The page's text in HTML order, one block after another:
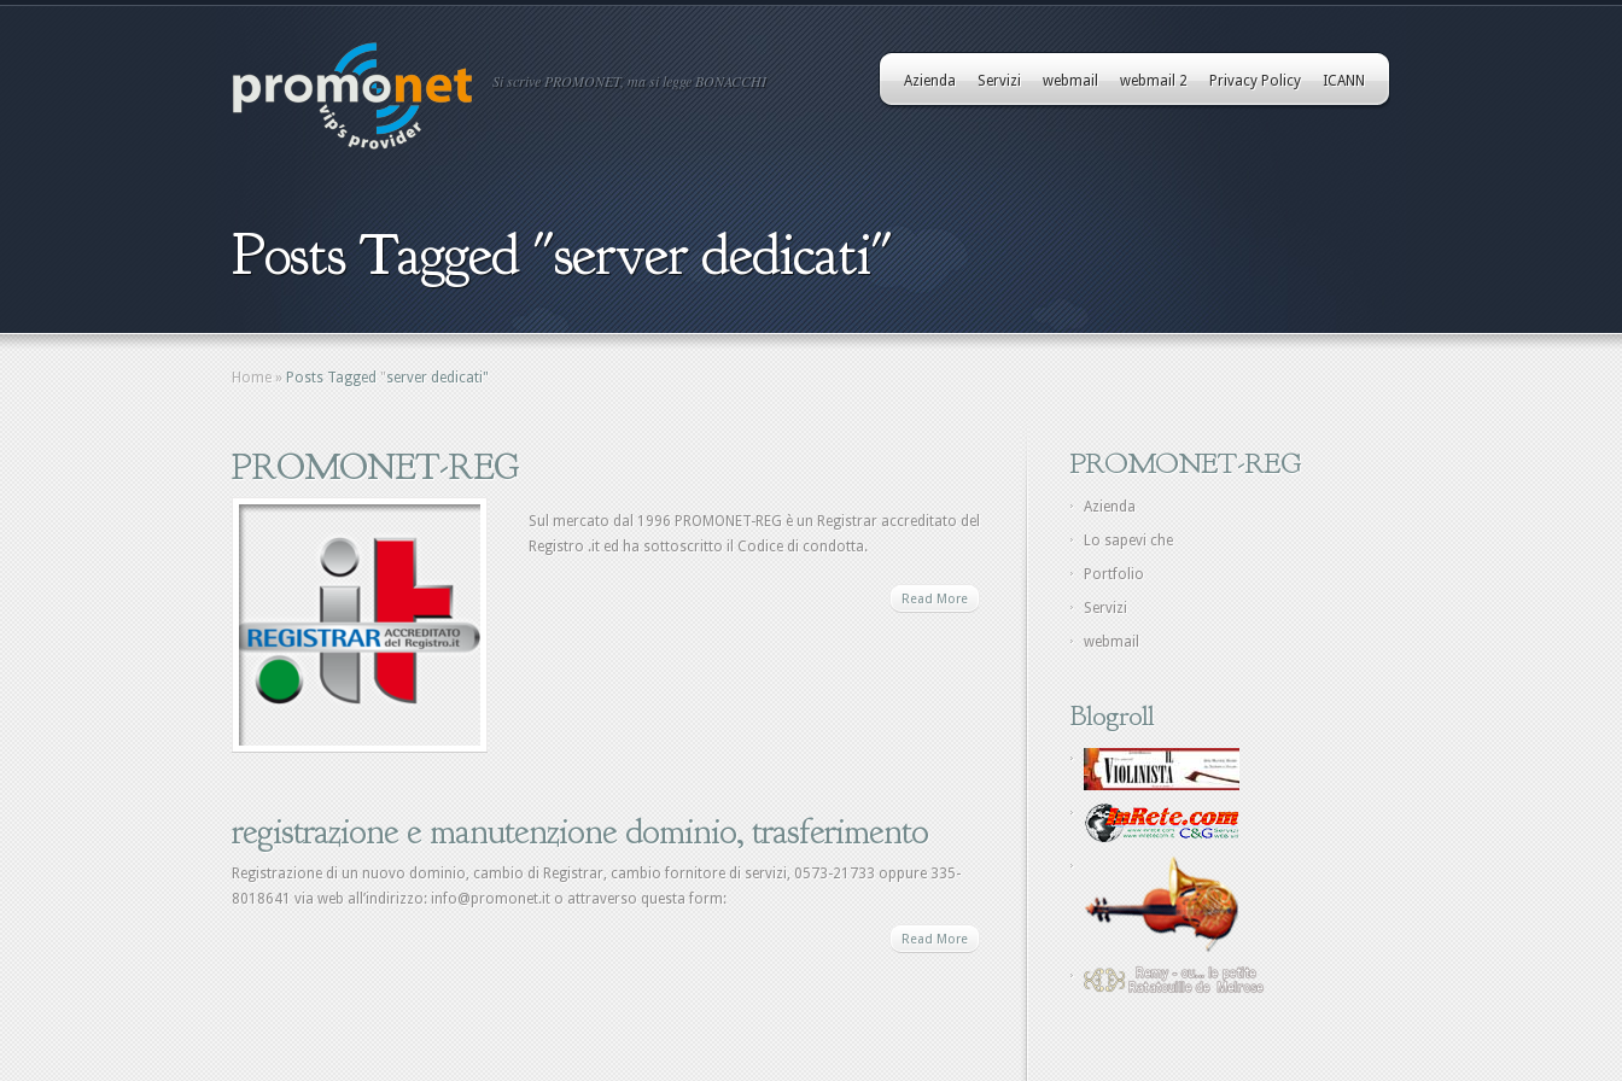
Si scrive PROMONET, ma si legge BONACCHI Azienda Servizi webmail webmail 2 Privacy Policy ICANN
Posts Tagged "server dedicati"
Home » Posts Tagged "server dedicati"
PROMONET-REG
Sul mercato dal 1996 PROMONET-REG è un Registrar accreditato del
Registro .it ed ha sottoscritto il Codice di condotta.
Read More
registrazione e manutenzione dominio, trasferimento
Registrazione di un nuovo dominio, cambio di Registrar, cambio fornitore di servizi, 0573-21733 oppure 335-
8018641 via web all’indirizzo: info@promonet.it o attraverso questa form:
Read More
PROMONET-REG
Azienda
Lo sapevi che
Portfolio
Servizi
webmail
Blogroll